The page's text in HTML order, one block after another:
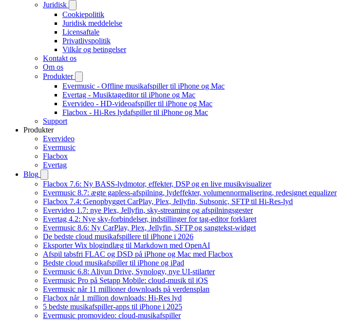
Juridisk
Cookiepolitik
Juridisk meddelelse
Licensaftale
Privatlivspolitik
Vilkår og betingelser
Kontakt os
Om os
Produkter
Evermusic - Offline musikafspiller til iPhone og Mac
Evertag - Musiktageditor til iPhone og Mac
Evervideo - HD-videoafspiller til iPhone og Mac
Flacbox - Hi-Res lydafspiller til iPhone og Mac
Support
Produkter
Evervideo
Evermusic
Flacbox
Evertag
Blog
Flacbox 7.6: Ny BASS-lydmotor, effekter, DSP og en live musikvisualizer
Evermusic 8.7: ægte gapless-afspilning, lydeffekter, volumennormalisering, redesignet equalizer
Flacbox 7.4: Genopbygget CarPlay, Plex, Jellyfin, Subsonic, SFTP til Hi-Res-lyd
Evervideo 1.7: nye Plex, Jellyfin, sky-streaming og afspilningsgester
Evertag 4.2: Nye sky-forbindelser, indstillinger for tag-editor forklaret
Evermusic 8.6: Ny CarPlay, Plex, Jellyfin, SFTP og sangtekst-widget
De bedste cloud musikafspillere til iPhone i 2026
Eksporter Wix blogindlæg til Markdown med OpenAI
Afspil tabsfri FLAC og DSD på iPhone og Mac med Flacbox
Bedste cloud musikafspiller til iPhone og iPad
Evermusic 6.8: Aliyun Drive, Synology, nye UI-stilarter
Evermusic Pro på Setapp Mobile: cloud-musik til iOS
Evermusic når 11 millioner downloads på verdensplan
Flacbox når 1 million downloads: Hi-Res lyd
5 bedste musikafspiller-apps til iPhone i 2025
Evermusic promovideo: cloud-musikafspiller